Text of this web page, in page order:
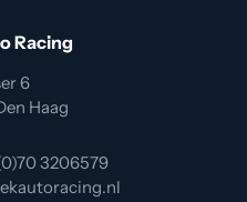
Racing
6
Haag
3206579